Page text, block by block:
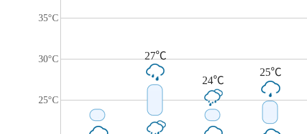
35°C
30°C
25°C
27℃
24℃
25℃